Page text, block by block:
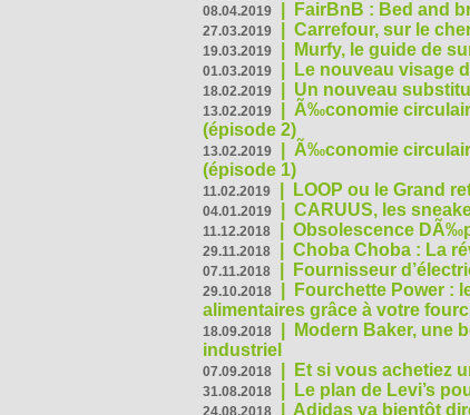
08.04.2019 FairBnB : Bed and
27.03.2019 Carrefour, sur le
19.03.2019 Murfy, le guide de
01.03.2019 Le nouveau visage
18.02.2019 Un nouveau
13.02.2019
Ã‰conomie
(épisode 2)
13.02.2019
Ã‰conomie
(épisode 1)
11.02.2019 LOOP ou le Grand
04.01.2019 CARUUS, les
11.12.2018 Obsolescence
29.11.2018 Choba Choba : La
07.11.2018 Fournisseur
29.10.2018
Fourchette Power :
alimentaires grâce à votre
18.09.2018
Modern Baker, une
industriel
07.09.2018 Et si vous achetiez
31.08.2018 Le plan de Levi’s
24.08.2018 Adidas va bientôt